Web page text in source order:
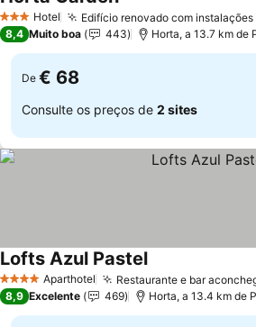
3 EstrelasHotel Edifício renovado com instalações
8,4 Muito boa 443 Horta, a 13.7 km de
De € 68
Consulte os preços de 2 sites
4 EstrelasAparthotel Restaurante e bar
Lofts Azul Pastel
8,9 Excelente 469 Horta, a 13.4 km de